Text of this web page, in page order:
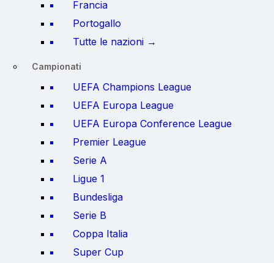
Francia
Portogallo
Tutte le nazioni →
Campionati
UEFA Champions League
UEFA Europa League
UEFA Europa Conference League
Premier League
Serie A
Ligue 1
Bundesliga
Serie B
Coppa Italia
Super Cup